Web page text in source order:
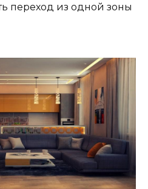
переход из одной зоны